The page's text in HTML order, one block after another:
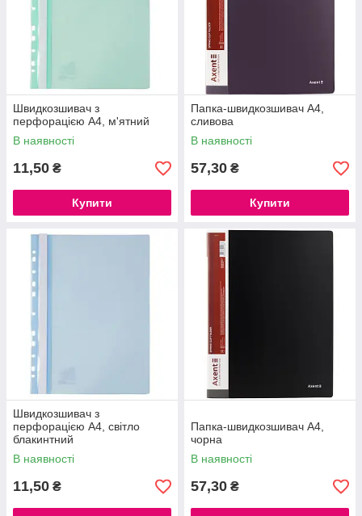
Швидкозшивач з
перфорацією А4, м'ятний
В наявності
11,50 ₴
Купити
Папка-швидкозшивач А4,
сливова
В наявності
57,30 ₴
Купити
Швидкозшивач з
перфорацією А4, світло
блакинтний
В наявності
11,50 ₴
Папка-швидкозшивач А4,
чорна
В наявності
57,30 ₴